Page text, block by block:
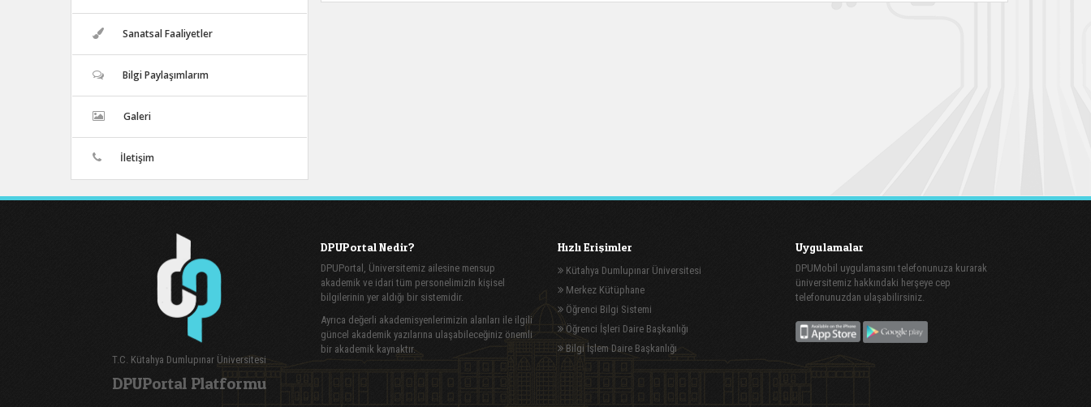
Sanatsal Faaliyetler
Bilgi Paylaşımlarım
Galeri
İletişim
T.C. Kütahya Dumlupınar Üniversitesi
DPUPortal Platformu
DPUPortal Nedir?
DPUPortal, Üniversitemiz ailesine mensup
akademik ve idari tüm personelimizin kişisel
bilgilerinin yer aldığı bir sistemidir.
Ayrıca değerli akademisyenlerimizin alanları ile ilgili
güncel akademik yazılarına ulaşabileceğiniz önemli
bir akademik kaynaktır.
Hızlı Erişimler
Kütahya Dumlupınar Üniversitesi
Merkez Kütüphane
Öğrenci Bilgi Sistemi
Öğrenci İşleri Daire Başkanlığı
Bilgi İşlem Daire Başkanlığı
Uygulamalar
DPUMobil uygulamasını telefonunuza kurarak
üniversitemiz hakkındaki herşeye cep
telefonunuzdan ulaşabilirsiniz.